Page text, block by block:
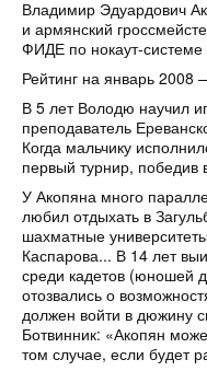
Владимир Эдуардович
и армянский
ФИДЕ по нокаут-системе
Рейтинг на январь
В 5 лет Володю научил
преподаватель
Когда мальчику
первый турнир, победив
У Акопяна много
любил отдыхать в
шахматные
Каспарова... В 14 лет
среди кадетов (юношей
отозвались о
должен войти в дюжину
Ботвинник: «Акопян
том случае, если будет